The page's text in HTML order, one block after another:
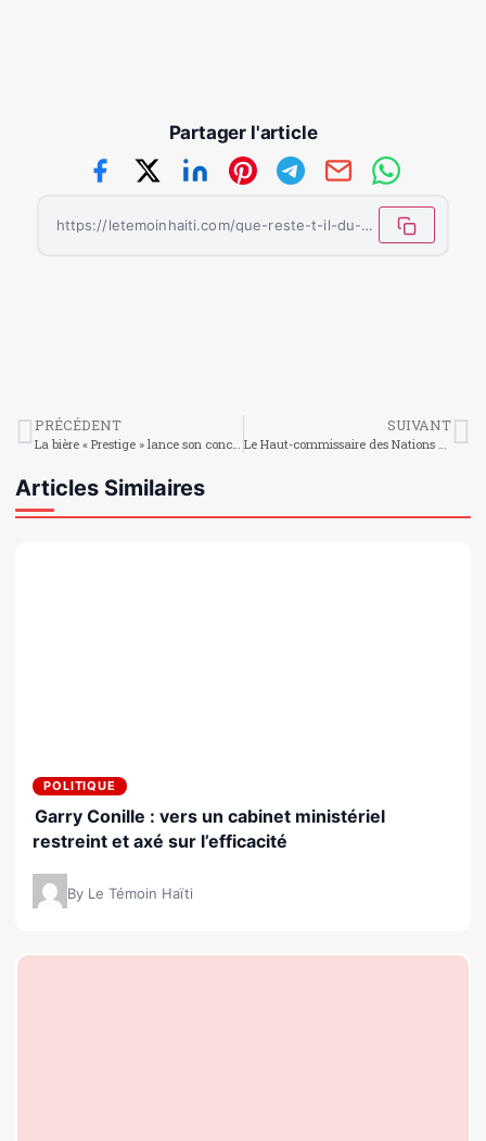
Partager l'article
https://letemoinhaiti.com/que-reste-t-il-du-7-fevrier/
PRÉCÉDENT SUIVANT
Articles Similaires
POLITIQUE
Garry Conille : vers un cabinet ministériel
restreint et axé sur l’efficacité
By Le Témoin Haïti